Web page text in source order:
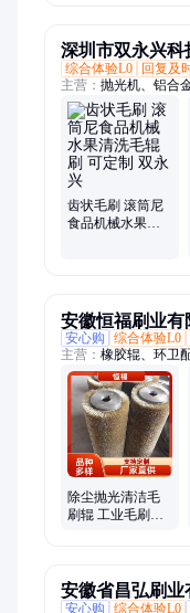
深圳市双永兴科
综合体验L0
回复及
主营： 抛光机、铝合
刷辊、清洁刷、钢丝
工业毛刷、尼龙毛刷
把、抛光毛刷、机柜
洗拖把
齿状毛刷 滚筒尼
食品机械水果清
安徽恒福刷业有
安心购
综合体验L0
主营： 橡胶辊、环卫
工业刷、条刷、板刷
刷、护栏刷、尼龙刷
刷、抛丸机刷、针辊
除尘抛光清洁毛
刷辊 工业毛刷滚
安徽省昌弘刷业
安心购
综合体验L0